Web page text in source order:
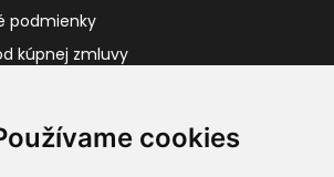
cookies
podmienky
kúpnej zmluvy
odkazy